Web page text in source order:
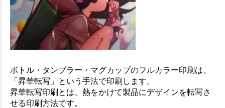
ボトル・タンブラー・マグカップのフルカラー印刷は、
「昇華転写」という手法で印刷します。
昇華転写印刷とは、熱をかけて製品にデザインを転写さ
せる印刷方法です。